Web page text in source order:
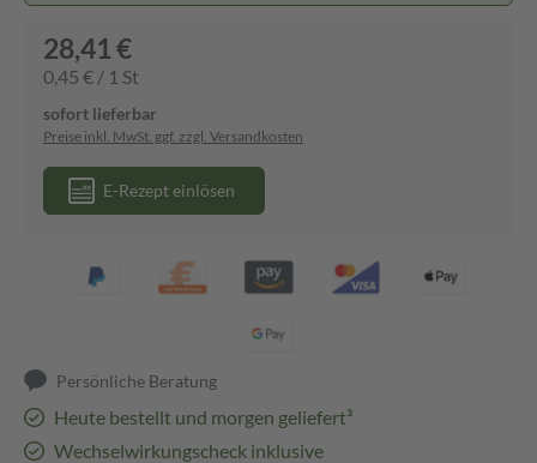
28,41 €
0,45 € / 1 St
sofort lieferbar
Preise inkl. MwSt. ggf. zzgl. Versandkosten
E-Rezept einlösen
Persönliche Beratung
Heute bestellt und morgen geliefert³
Wechselwirkungscheck inklusive